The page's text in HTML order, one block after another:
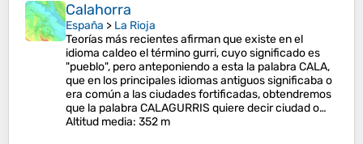
Calahorra
España > La Rioja
Teorías más recientes afirman que existe en el
idioma caldeo el término gurri, cuyo significado es
"pueblo", pero anteponiendo a esta la palabra CALA,
que en los principales idiomas antiguos significaba o
era común a las ciudades fortificadas, obtendremos
que la palabra CALAGURRIS quiere decir ciudad o…
Altitud media: 352 m